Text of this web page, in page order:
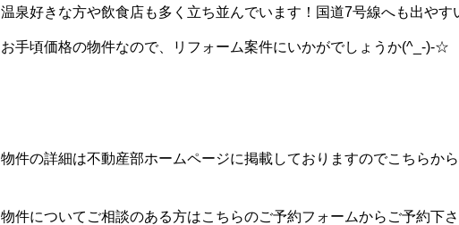
温泉好きな方や飲食店も多く立ち並んでいます！国道7号線へも出やす
お手頃価格の物件なので、リフォーム案件にいかがでしょうか(^_-)-☆
物件の詳細は不動産部ホームページに掲載しておりますのでこちらか
物件についてご相談のある方はこちらのご予約フォームからご予約下